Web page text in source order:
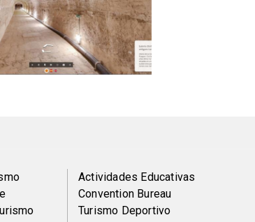
Peu
de
Actividades Educativas
Convention Bureau
Turismo Deportivo